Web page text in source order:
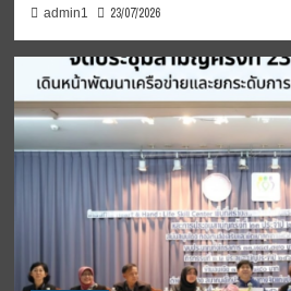
admin1 23/07/2026